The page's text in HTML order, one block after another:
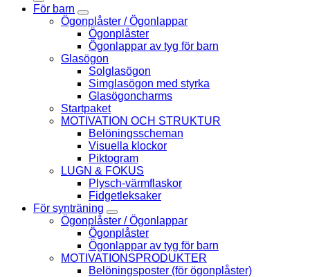
För barn
Ögonplåster / Ögonlappar
Ögonplåster
Ögonlappar av tyg för barn
Glasögon
Solglasögon
Simglasögon med styrka
Glasögoncharms
Startpaket
MOTIVATION OCH STRUKTUR
Belöningsscheman
Visuella klockor
Piktogram
LUGN & FOKUS
Plysch-värmflaskor
Fidgetleksaker
För synträning
Ögonplåster / Ögonlappar
Ögonplåster
Ögonlappar av tyg för barn
MOTIVATIONSPRODUKTER
Belöningsposter (för ögonplåster)